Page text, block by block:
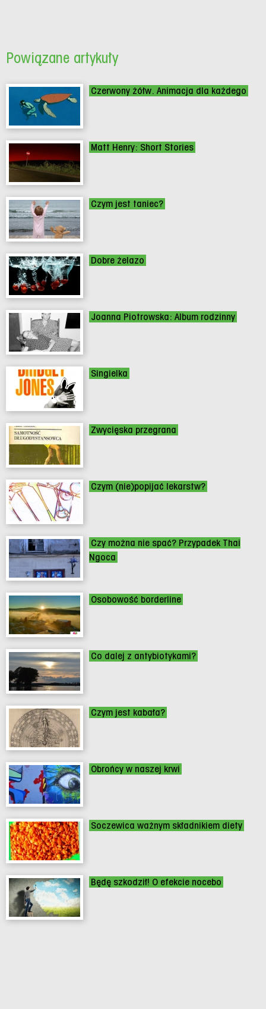
Powiązane artykuły
Czerwony żółw. Animacja dla każdego
Matt Henry: Short Stories
Czym jest taniec?
Dobre żelazo
Joanna Piotrowska: Album rodzinny
Singielka
Zwycięska przegrana
Czym (nie)popijać lekarstw?
Czy można nie spać? Przypadek Thai
Ngoca
Osobowość borderline
Co dalej z antybiotykami?
Czym jest kabała?
Obrońcy w naszej krwi
Soczewica ważnym składnikiem diety
Będę szkodził! O efekcie nocebo